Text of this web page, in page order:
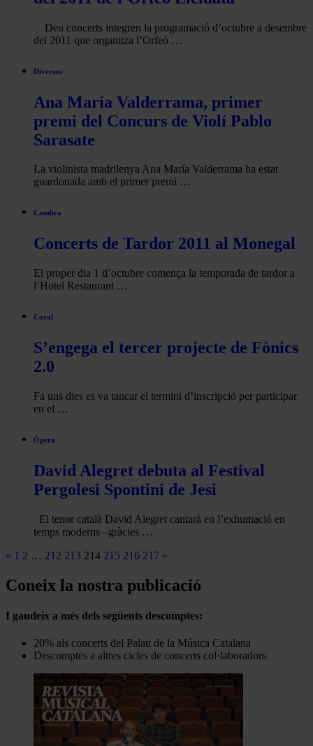
Deu concerts integren la programació d’octubre a desembre
del 2011 que organitza l’Orfeó …
Diversos
Ana María Valderrama, primer
premi del Concurs de Violí Pablo
Sarasate
La violinista madrilenya Ana María Valderrama ha estat
guardonada amb el primer premi …
Cambra
Concerts de Tardor 2011 al Monegal
El proper dia 1 d’octubre comença la temporada de tardor a
l’Hotel Restaurant …
Coral
S’engega el tercer projecte de Fònics
2.0
Fa uns dies es va tancar el termini d’inscripció per participar
en el …
Òpera
David Alegret debuta al Festival
Pergolesi Spontini de Jesi
El tenor català David Alegret cantarà en l’exhumació en
temps moderns –gràcies …
« 1 2 … 212 213 214 215 216 217 »
Coneix la nostra publicació
I gaudeix a més dels següents descomptes:
20% als concerts del Palau de la Música Catalana
Descomptes a altres cicles de concerts col·laboradors